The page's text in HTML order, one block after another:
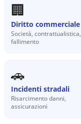
🏢
Diritto commerciale
Società, contrattualistica,
fallimento
🚗
Incidenti stradali
Risarcimento danni,
assicurazioni